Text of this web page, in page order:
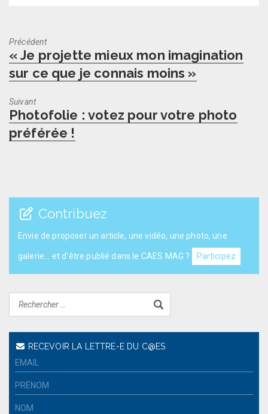
Précédent
Previous
post:
« Je projette mieux mon imagination
sur ce que je connais moins »
Suivant
Next
post:
Photofolie : votez pour votre photo
préférée !
Contribuez
Envie de proposer un article, une vidéo, une photo, une
galerie... et d'être publié dans le CAES MAG ? Participez
RECEVOIR LA LETTRE-E DU C@ES